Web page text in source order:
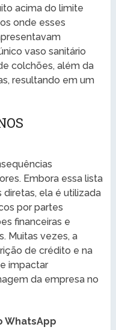
acima do limite
onde esses
vaso sanitário
colchões, além da
resultando em um
Embora essa lista
ela é utilizada
por partes
financeiras e
Muitas vezes, a
de crédito e na
impactar
da empresa no
WhatsApp